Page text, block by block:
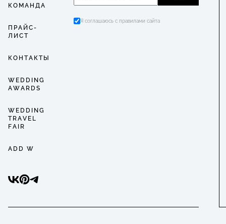
КОМАНДА
ПРАЙС-
ЛИСТ
КОНТАКТЫ
WEDDING
AWARDS
WEDDING
TRAVEL
FAIR
ADD W
Я соглашаюсь с правилами сайта